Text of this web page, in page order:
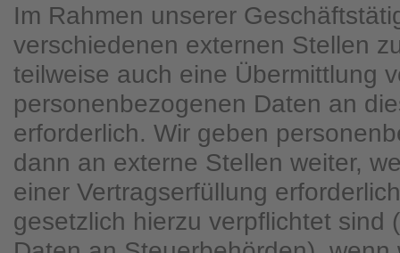
Im Rahmen unserer
verschiedenen externen Stellen
teilweise auch eine Übermittlung
personenbezogenen Daten an
erforderlich. Wir geben
dann an externe Stellen weiter,
einer Vertragserfüllung
gesetzlich hierzu verpflichtet sind